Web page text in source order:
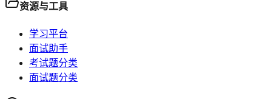
资源与工具
学习平台
面试助手
考试题分类
面试题分类